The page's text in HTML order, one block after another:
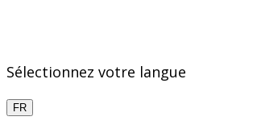
Sélectionnez votre langue
FR